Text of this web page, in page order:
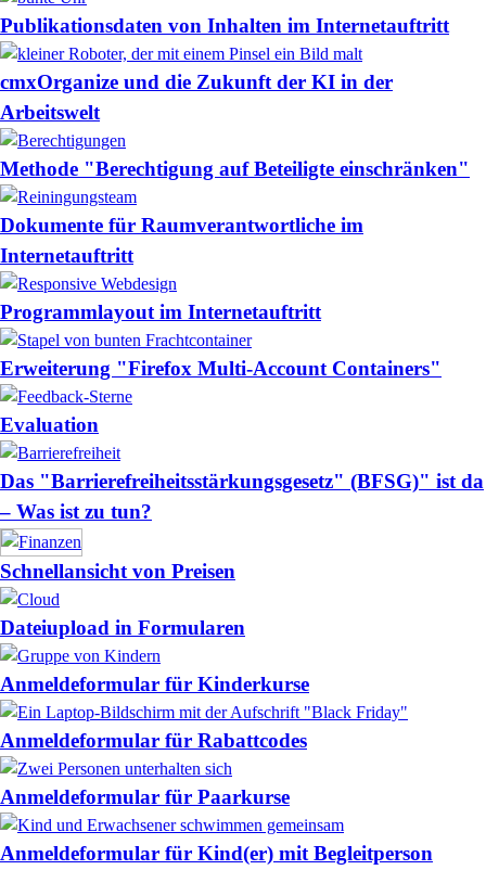
Publikationsdaten von Inhalten im Internetauftritt
cmxOrganize und die Zukunft der KI in der
Arbeitswelt
Methode "Berechtigung auf Beteiligte einschränken"
Dokumente für Raumverantwortliche im
Internetauftritt
Programmlayout im Internetauftritt
Erweiterung "Firefox Multi-Account Containers"
Evaluation
Das "Barrierefreiheitsstärkungsgesetz" (BFSG)" ist da
– Was ist zu tun?
Schnellansicht von Preisen
Dateiupload in Formularen
Anmeldeformular für Kinderkurse
Anmeldeformular für Rabattcodes
Anmeldeformular für Paarkurse
Anmeldeformular für Kind(er) mit Begleitperson